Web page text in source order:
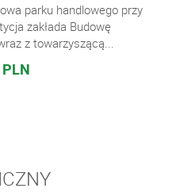
parku handlowego przy
zakłada Budowę
z towarzyszącą...